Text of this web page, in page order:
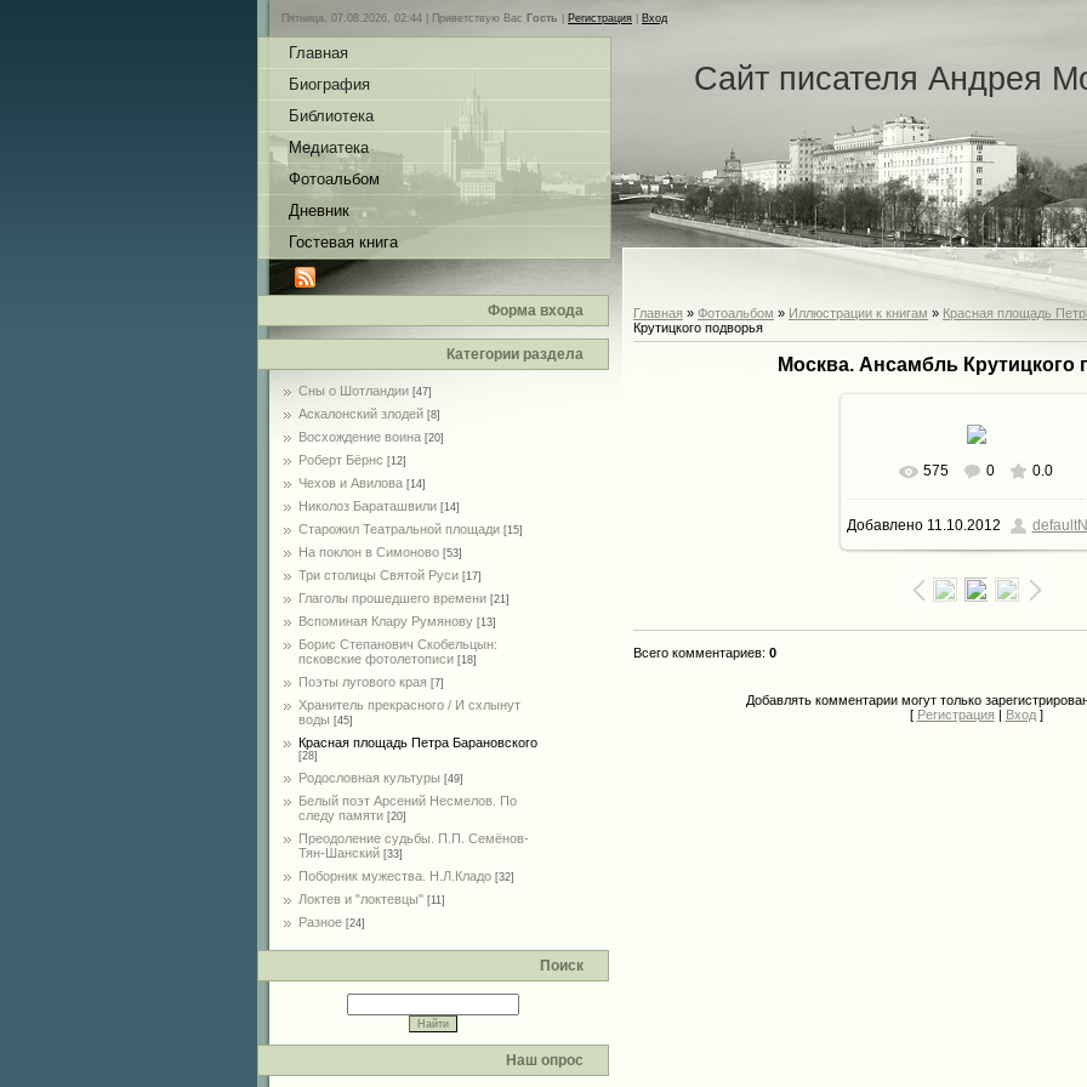
Пятница, 07.08.2026, 02:44 | Приветствую Вас Гость Регистрация Вход
Главная
Биография
Библиотека
Медиатека
Фотоальбом
Дневник
Гостевая книга
Форма входа
Категории раздела
Сны о Шотландии [47]
Аскалонский злодей [8]
Восхождение воина [20]
Роберт Бёрнс [12]
Чехов и Авилова [14]
Николоз Бараташвили [14]
Cтарожил Театральной площади [15]
На поклон в Симоново [53]
Три столицы Святой Руси [17]
Глаголы прошедшего времени [21]
Вспоминая Клару Румянову [13]
Борис Степанович Скобельцын:
псковские фотолетописи [18]
Поэты лугового края [7]
Хранитель прекрасного / И схлынут
воды [45]
Красная площадь Петра Барановского
[28]
Родословная культуры [49]
Белый поэт Арсений Несмелов. По
следу памяти [20]
Преодоление судьбы. П.П. Семёнов-
Тян-Шанский [33]
Поборник мужества. Н.Л.Кладо [32]
Локтев и "локтевцы" [11]
Разное [24]
Поиск
Наш опрос
Сайт писателя Андрея
Главная » Фотоальбом » Иллюстрации к книгам » Красная площадь
Крутицкого подворья
Москва. Ансамбль Крутицкого
В реальном размере 720x400
276.7Kb
575 0 0.0
Добавлено11.10.2012
Всего комментариев: 0
Добавлять комментарии могут только
[ Регистрация | Вход]